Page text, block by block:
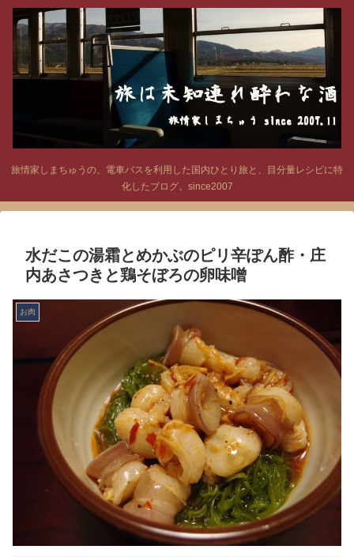
旅情家しまちゅうの、電車バスを利用した国内ひとり旅と、目分量レシピに特
化したブログ。since2007
水だこの湯霜とめかぶのピリ辛ぽん酢・庄
内あさつきと鶏そぼろの卵味噌
お肉